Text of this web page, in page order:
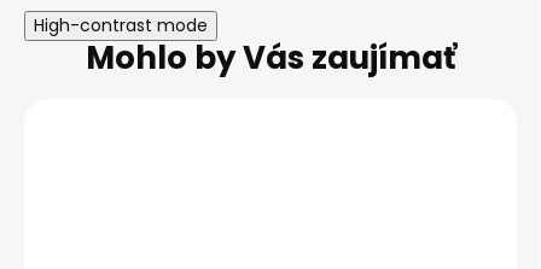
High-contrast mode
Mohlo by Vás zaujímať